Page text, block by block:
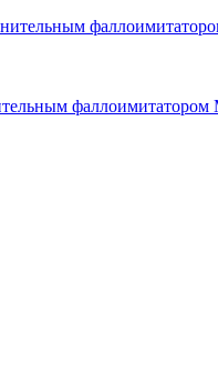
фаллоимитатором